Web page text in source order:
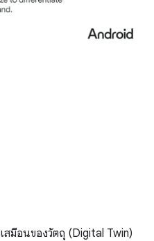
มือนของวัตถุ (Digital Twin)